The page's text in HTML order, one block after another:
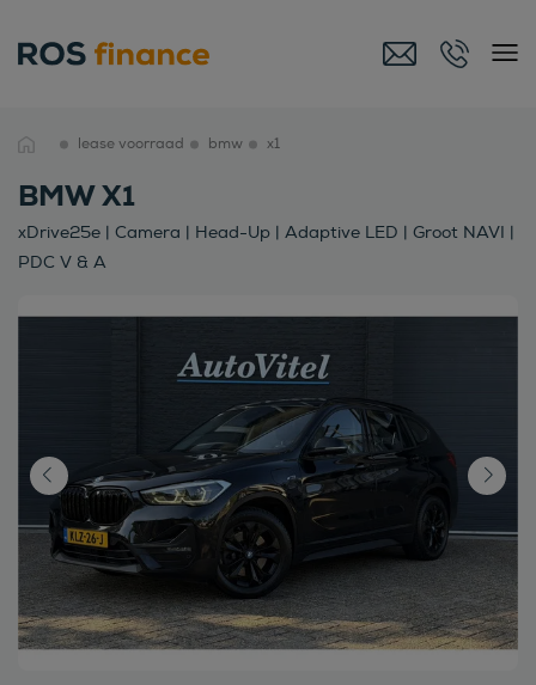
lease voorraad bmw x1
BMW X1
xDrive25e | Camera | Head-Up | Adaptive LED | Groot NAVI |
PDC V & A